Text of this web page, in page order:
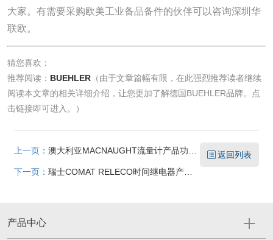
大家。有需要采购欧美工业备品备件的伙伴可以咨询深圳华
联欧。
猜您喜欢：
推荐阅读： BUEHLER（由于文章篇幅有限，在此强烈推荐读者继续
阅读本文章的相关详细介绍，让您更加了解德国BUEHLER品牌。点
击链接即可进入。）
上一页：澳大利亚MACNAUGHT流量计产品功能特点与使用方法介绍
下一页：瑞士COMAT RELECO时间继电器产品功能特点介绍
返回列表
产品中心